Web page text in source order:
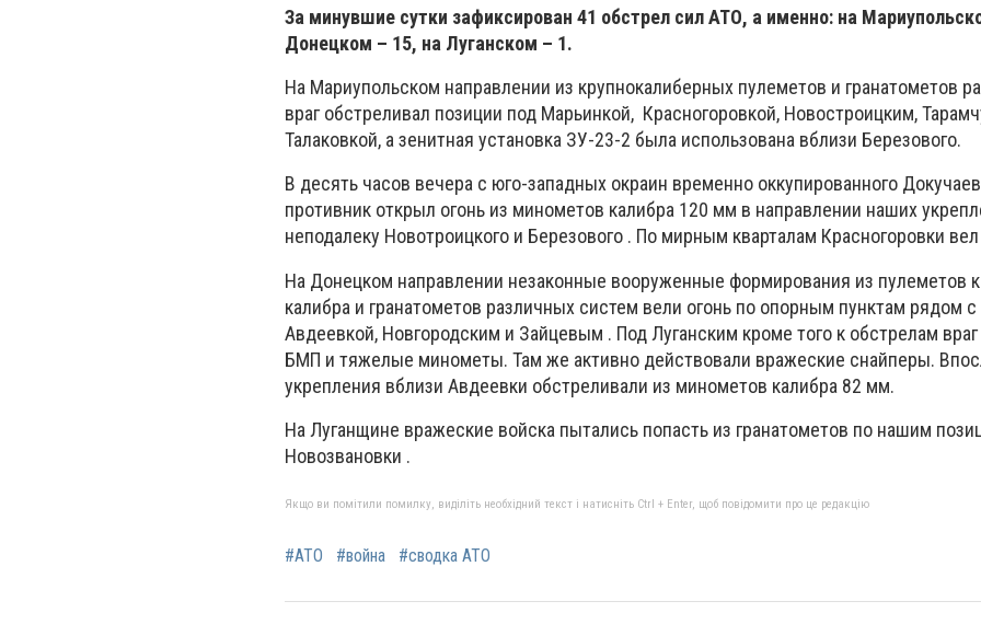
За минувшие сутки зафиксирован 41 обстрел сил АТО, а именно: на
Донецком – 15, на Луганском – 1.
На Мариупольском направлении из крупнокалиберных пулеметов и гранатометов
враг обстреливал позиции под Марьинкой, Красногоровкой, Новостроицким,
Талаковкой, а зенитная установка ЗУ-23-2 была использована вблизи Березового.
В десять часов вечера с юго-западных окраин временно оккупированного
противник открыл огонь из минометов калибра 120 мм в направлении наших
неподалеку Новотроицкого и Березового . По мирным кварталам Красногоровки вел
На Донецком направлении незаконные вооруженные формирования из пулеметов
калибра и гранатометов различных систем вели огонь по опорным пунктам рядом
Авдеевкой, Новгородским и Зайцевым . Под Луганским кроме того к обстрелам
БМП и тяжелые минометы. Там же активно действовали вражеские снайперы.
укрепления вблизи Авдеевки обстреливали из минометов калибра 82 мм.
На Луганщине вражеские войска пытались попасть из гранатометов по нашим
Новозвановки .
Якщо ви помітили помилку, виділіть необхідний текст і натисніть Ctrl + Enter, щоб повідомити про це редакцію
#АТО #война #сводка АТО